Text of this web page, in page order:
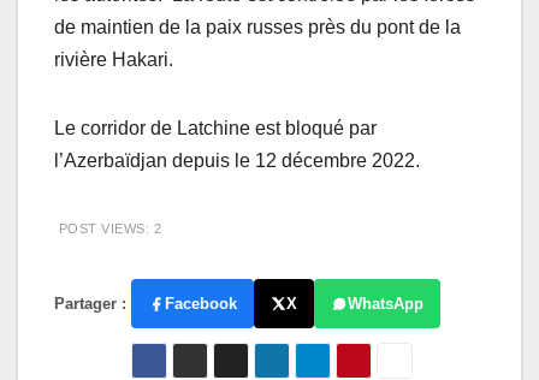
de maintien de la paix russes près du pont de la
rivière Hakari.
Le corridor de Latchine est bloqué par
l’Azerbaïdjan depuis le 12 décembre 2022.
POST VIEWS: 2
Partager : Facebook X WhatsApp